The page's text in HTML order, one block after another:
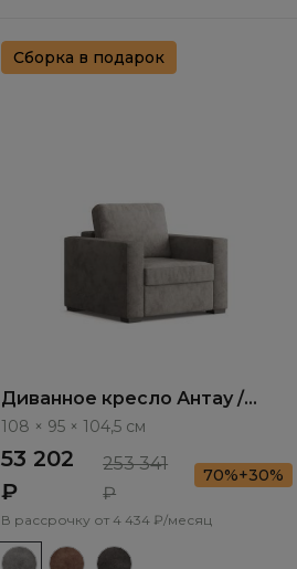
Сборка в подарок
Диванное кресло Антау /
Antau ММ111.11
108 × 95 × 104,5 см
53 202
₽
253 341
₽
70%+30%
В рассрочку от 4 434 ₽/месяц